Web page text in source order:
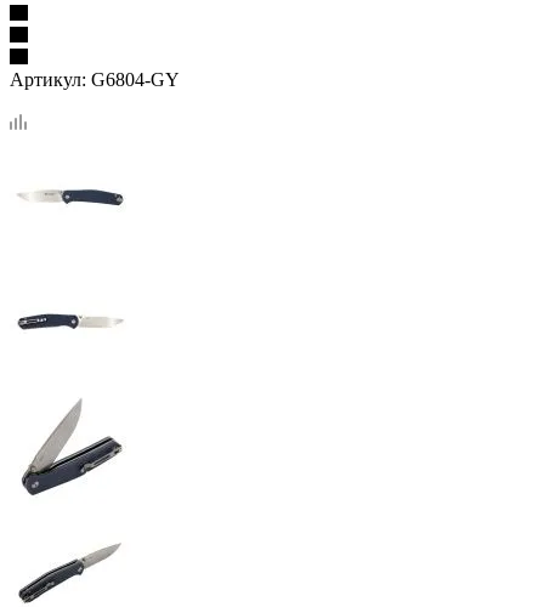
Артикул: G6804-GY